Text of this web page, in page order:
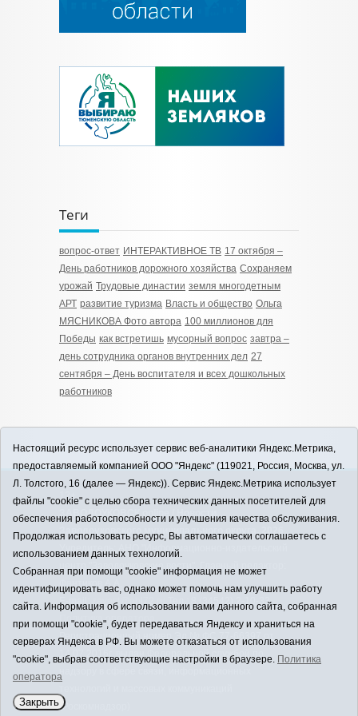
Теги
вопрос-ответ ИНТЕРАКТИВНОЕ ТВ 17 октября –
День работников дорожного хозяйства Сохраняем
урожай Трудовые династии земля многодетным
АРТ развитие туризма Власть и общество Ольга
МЯСНИКОВА Фото автора 100 миллионов для
Победы как встретишь мусорный вопрос завтра –
день сотрудника органов внутренних дел 27
сентября – День воспитателя и всех дошкольных
работников
12+
ЗАВОДОУКОВСК online / Новости
Заводоуковского муниципального округа, 2026
Учредитель: АНО "Информационно-издательский
центр "Заводоуковские вести". Главный редактор:
E-mail:
zavest@obl72.ru
Тел.: 8 (34542) 2-10-33
Политика оператора
Регистрационный номер Эл № ФС 77-66397 от
14.07.2016г. выдан Федеральной службой по
(Роскомнадзор)
Настоящий ресурс использует сервис веб-аналитики Яндекс.Метрика,
предоставляемый компанией ООО "Яндекс" (119021, Россия, Москва, ул.
Л. Толстого, 16 (далее — Яндекс)). Сервис Яндекс.Метрика использует
файлы "cookie" с целью сбора технических данных посетителей для
обеспечения работоспособности и улучшения качества обслуживания.
Продолжая использовать ресурс, Вы автоматически соглашаетесь с
использованием данных технологий.
Собранная при помощи "cookie" информация не может
идентифицировать вас, однако может помочь нам улучшить работу
сайта. Информация об использовании вами данного сайта, собранная
при помощи "cookie", будет передаваться Яндексу и храниться на
серверах Яндекса в РФ. Вы можете отказаться от использования
"cookie", выбрав соответствующие настройки в браузере. Политика
оператора
Закрыть